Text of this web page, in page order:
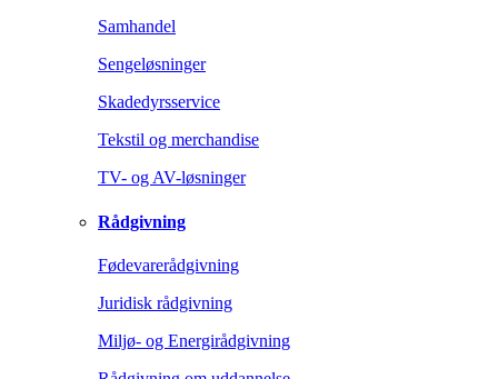
Samhandel
Sengeløsninger
Skadedyrsservice
Tekstil og merchandise
TV- og AV-løsninger
Rådgivning
Fødevarerådgivning
Juridisk rådgivning
Miljø- og Energirådgivning